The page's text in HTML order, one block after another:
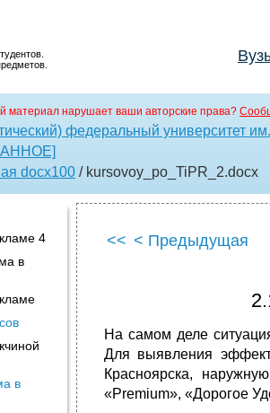
материал нарушает ваши авторские права?
федеральный университет
docx100 / kursovoy_po_TiPR_2.docx
4
в
в
<< < Предыдущая
На самом деле
Для выявления
Красноярска,
«Premium», «Дорогое